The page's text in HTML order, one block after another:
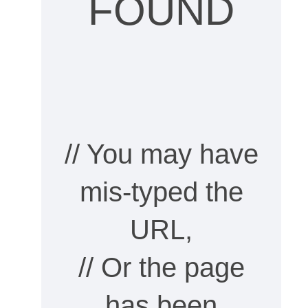
FOUND
// You may have
mis-typed the
URL,
// Or the page